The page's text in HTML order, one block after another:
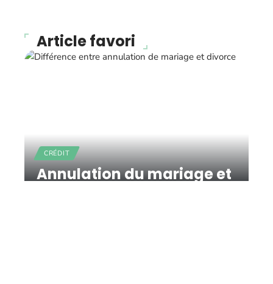
Article favori
CRÉDIT
Annulation du mariage et